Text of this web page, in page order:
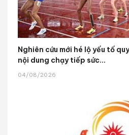
Nghiên cứu mới hé lộ yếu tố
nội dung chạy tiếp sức...
04/08/2026